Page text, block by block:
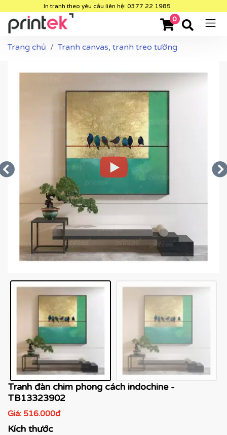
In tranh theo yêu cầu liên hệ: 0377 22 1985
0
Trang chủ Tranh canvas, tranh treo tường
Tranh đàn chim phong cách indochine -
TB13323902
Giá: 516.000đ
Kích thước